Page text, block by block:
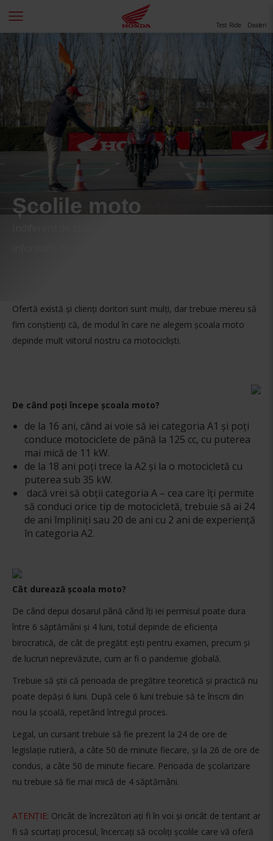
Test Ride Dealeri
Școlile moto
Ofertă există și clienți doritori sunt mulți, dar trebuie mereu să
fim conștienți că, de modul în care ne alegem școala moto
depinde mult viitorul nostru ca motocicliști.
De când poți începe școala moto?
de la 16 ani, când ai voie să iei categoria A1 și poți
conduce motociclete de până la 125 cc, cu puterea
mai mică de 11 kW.
de la 18 ani poți trece la A2 și la o motocicletă cu
puterea sub 35 kW.
dacă vrei să obții categoria A – cea care îți permite
să conduci orice tip de motocicletă, trebuie să ai 24
de ani împliniți sau 20 de ani cu 2 ani de experiență
în categoria A2.
Cât durează școala moto?
De când depui dosarul până când îți iei permisul poate dura
între 6 săptămâni și 4 luni, totul depinde de eficiența
birocratică, de cât de pregătit ești pentru examen, precum și
de lucruri neprevăzute, cum ar fi o pandemie globală.
Trebuie să știi că perioada de pregătire teoretică și practică nu
poate depăși 6 luni. După cele 6 luni trebuie să te înscrii din
nou la școală, repetând întregul proces.
Legal, un cursant trebuie să fie prezent la 24 de ore de
legislație rutieră, a câte 50 de minute fiecare, și la 26 de ore de
condus, a câte 50 de minute fiecare. Perioada de școlarizare
nu trebuie să fie mai mică de 4 săptămâni.
ATENȚIE: Oricât de încrezători ați fi în voi și oricât de tentant ar
fi să scurtați procesul, încercați să ocoliți școlile care vă oferă